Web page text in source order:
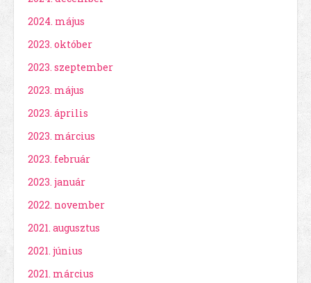
2024. május
2023. október
2023. szeptember
2023. május
2023. április
2023. március
2023. február
2023. január
2022. november
2021. augusztus
2021. június
2021. március